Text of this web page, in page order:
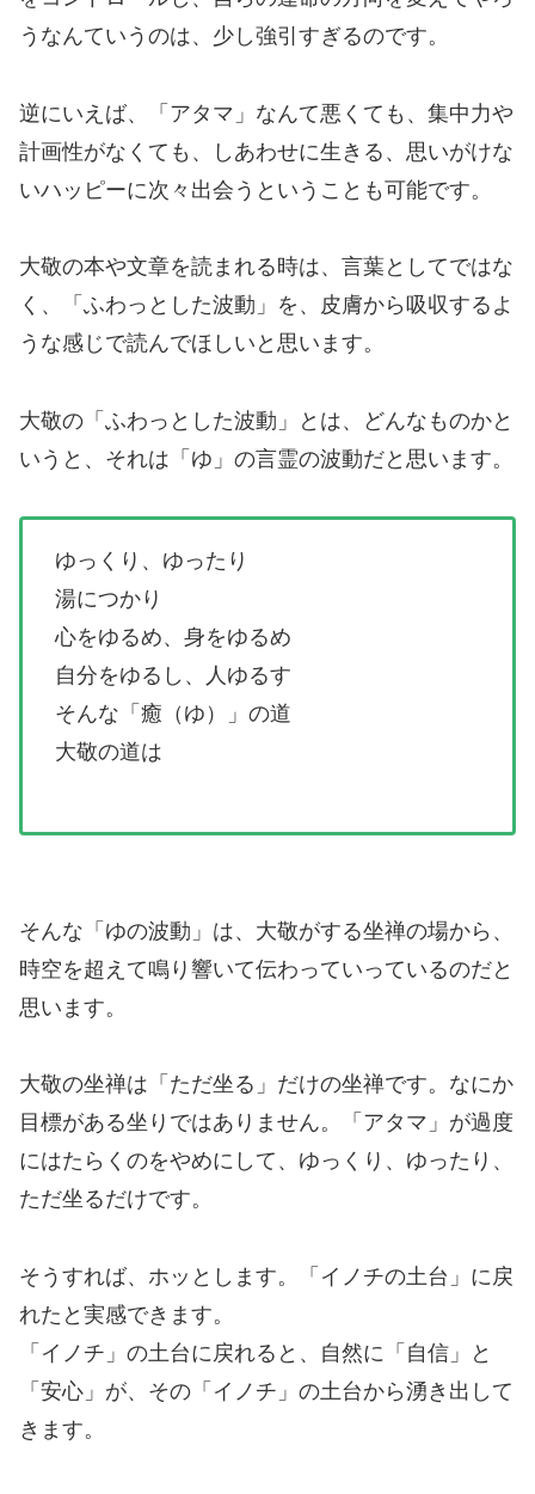
うなんていうのは、少し強引すぎるのです。
逆にいえば、「アタマ」なんて悪くても、集中力や
計画性がなくても、しあわせに生きる、思いがけな
いハッピーに次々出会うということも可能です。
大敬の本や文章を読まれる時は、言葉としてではな
く、「ふわっとした波動」を、皮膚から吸収するよ
うな感じで読んでほしいと思います。
大敬の「ふわっとした波動」とは、どんなものかと
いうと、それは「ゆ」の言霊の波動だと思います。
ゆっくり、ゆったり
湯につかり
心をゆるめ、身をゆるめ
自分をゆるし、人ゆるす
そんな「癒（ゆ）」の道
大敬の道は
そんな「ゆの波動」は、大敬がする坐禅の場から、
時空を超えて鳴り響いて伝わっていっているのだと
思います。
大敬の坐禅は「ただ坐る」だけの坐禅です。なにか
目標がある坐りではありません。「アタマ」が過度
にはたらくのをやめにして、ゆっくり、ゆったり、
ただ坐るだけです。
そうすれば、ホッとします。「イノチの土台」に戻
れたと実感できます。
「イノチ」の土台に戻れると、自然に「自信」と
「安心」が、その「イノチ」の土台から湧き出して
きます。